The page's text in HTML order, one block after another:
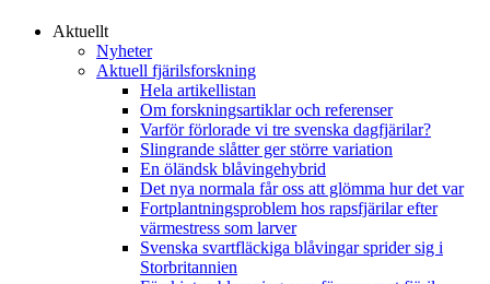
Aktuellt
Nyheter
Aktuell fjärilsforskning
Hela artikellistan
Om forskningsartiklar och referenser
Varför förlorade vi tre svenska dagfjärilar?
Slingrande slåtter ger större variation
En öländsk blåvingehybrid
Det nya normala får oss att glömma hur det var
Fortplantningsproblem hos rapsfjärilar efter
värmestress som larver
Svenska svartfläckiga blåvingar sprider sig i
Storbritannien